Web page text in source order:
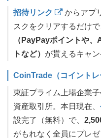
招待リンク
からアプ
スクをクリアするだけで
（PayPayポイントや
トなど） が貰えるキャン
CoinTrade（コイントレ
東証プライム上場企業
資産取引所。本日現在、
設完了（無料）で、
がもれなく全員にプレ